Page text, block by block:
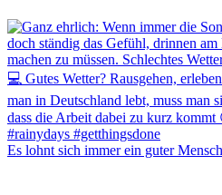
Es lohnt sich immer ein guter